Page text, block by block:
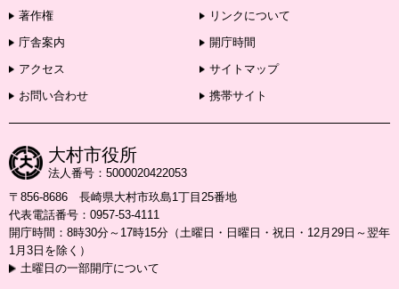
著作権
リンクについて
庁舎案内
開庁時間
アクセス
サイトマップ
お問い合わせ
携帯サイト
大村市役所
法人番号：5000020422053
〒856-8686 長崎県大村市玖島1丁目25番地
代表電話番号：0957-53-4111
開庁時間：8時30分～17時15分（土曜日・日曜日・祝日・12月29日～翌年
1月3日を除く）
土曜日の一部開庁について